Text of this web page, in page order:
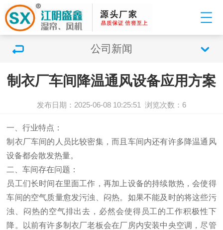
公司新闻
制衣厂车间降温通风设备应用方案
发布日期：2025-06-08 10:25:51 浏览次数： 6
一、行业特点：
制衣厂车间的人员比较密集，而且车间内还有许多降温通风
设备都会散发热量。
二、车间存在问题：
员工们长时间在里面工作，再加上设备的持续散热，会使得
车间的空气质量愈发污浊、闷热。如果不能及时的将这些污
浊、闷热的空气排出去，必然会使得员工的工作积极性下
降。以前有许多制衣厂老板会在厂房内安装中央空调，尽管